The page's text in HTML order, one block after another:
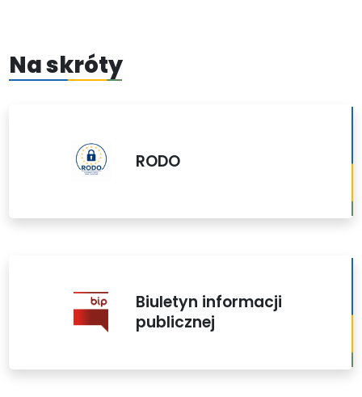
Na skróty
RODO
Biuletyn informacji
publicznej